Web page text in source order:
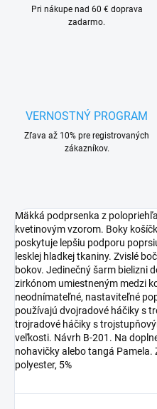
Pri nákupe nad 60 € doprava
zadarmo.
VERNOSTNÝ PROGRAM
Zľava až 10% pre registrovaných
zákazníkov.
Mäkká podprsenka z
kvetinovým vzorom. Boky
poskytuje lepšiu podporu
lesklej hladkej tkaniny. Zvislé
bokov. Jedinečný šarm bielizni
zirkónom umiestneným medzi
neodnímateľné, nastaviteľné
používajú dvojradové háčiky s
trojradové háčiky s
veľkosti. Návrh B-201. Na
nohavičky alebo tangá Pamela.
polyester, 5%